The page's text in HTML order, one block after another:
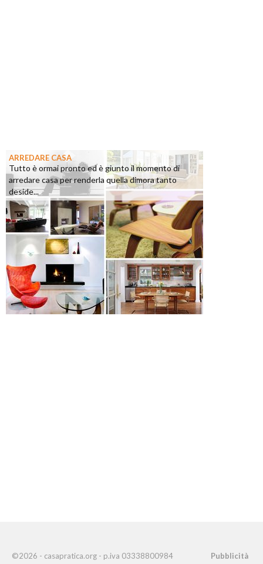
ARREDARE CASA
Tutto è ormai pronto ed è giunto il momento di
arredare casa per renderla quella dimora tanto
deside...
©2026 - casapratica.org - p.iva 03338800984 Pubblicità